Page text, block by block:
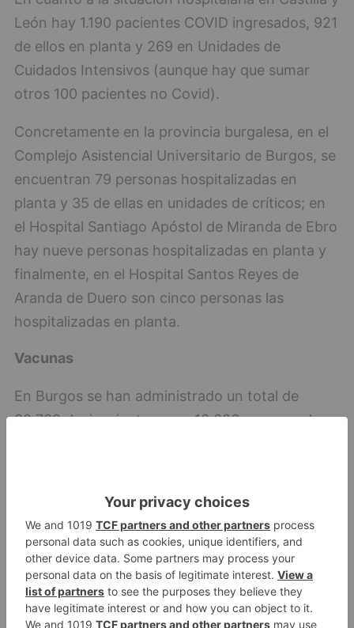
León hay 1.190 pacientes COVID ingresados, 921
de ellos en planta y 269 en Unidades de
Cuidados Intensivos (aunque hay que sumar
otros 100 pacientes no Covid).
Concretamente en la provincia burgalesa, en el
Complejo Asistencial Universitario de Burgos, se
encuentran 79 personas hospitalizadas en
planta y 35 de ellas en unidades de críticos; en
el Hospital Santiago Apóstol de Miranda de Ebro
hay nueve personas hospitalizadas en planta y
finalmente, en el Hospital Santos Reyes de
Aranda de Duero son cinco personas las
hospitalizadas en planta.
Vacunas
En Burgos se han administrado un total de
30.739 dosis mientras que 13.386 personas han
Si desgranamos por criterios las personas que
ya han completado el ciclo de la vacuna: 3.305
corresponden a trabajadores de centros
sanitarios, 4.079 a trabajadores de centros